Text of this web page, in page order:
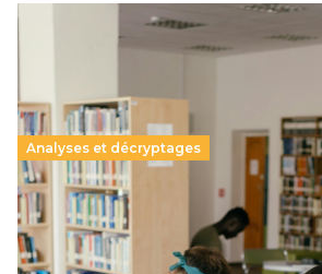
Analyses et décryptages
Supérieur privé : une dérive qui
promesse républicaine
11 juillet 2026-